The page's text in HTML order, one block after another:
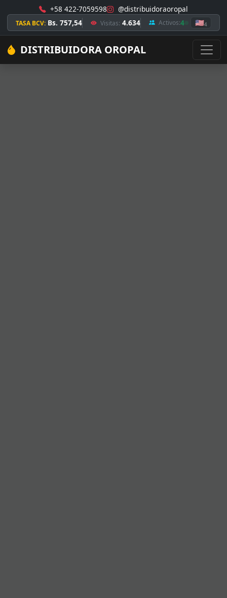
+58 422-7059598 @distribuidoraoropal
TASA BCV: Bs. 757,54 Visitas: 4.634 Activos:4 🇺🇸4
DISTRIBUIDORA OROPAL